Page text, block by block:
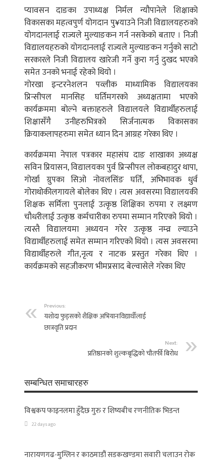
प्यावसन दाङका उपाध्यक्ष निर्मल न्यौपानेले शिक्षाको
विकासका महत्वपुर्ण योगदान पु¥याउने निजी विद्यालयहरुको
योगदानलाई राज्यले मुल्याङकन गर्न नसकेको बताए । निजी
विद्यालयहरुको योगदानलाई राज्यले मुल्याङकन गर्नुको साटो
सरकारले निजी विद्यालय खारेजी गर्ने कुरा गर्नु दुखद भएको
समेत उनको भनाई रहेको थियो ।
गोरखा इन्टरनेशलन पव्लीक माध्यामिक विद्यालयका
प्रिन्सीपल मानसिह घर्तिमगरको अध्यक्षतामा भएको
कार्यक्रममा बोल्ने बक्ताहरुले विद्यालयले विद्यार्थीहरुलाई
शिक्षासँगै उनीहरुभित्रको सिर्जनात्मक विकासका
क्रियाकलापहरुमा समेत ध्यान दिन आग्रह गरेका थिए ।
कार्यक्रममा नेपाल पत्रकार महासंघ दाङ शाखाका अध्यक्ष
सविन प्रियासन, विद्यालयका पुर्व प्रिन्सीपल लोकबहादुर थापा,
गोर्खा ग्रुपका सिओ नोवलसिंङ घर्ति, अभिभावक धुर्व
गोराथोकीलगायले बोलेका थिए । त्यस अवसरमा विद्यालयकी
शिक्षक सर्मिला पुनलाई उत्कृष्ठ शिक्षिका रुपमा र लक्ष्मण
चौधरीलाई उत्कृष्ठ कर्मचारीका रुपमा सम्मान गरिएको थियो ।
त्यस्तै विद्यालयमा अध्ययन गरेर उत्कृष्ठ नम्व्र ल्याउने
विद्यार्थीहरुलाई समेत सम्मान गरिएको थियो । त्यस अवसरमा
विद्यार्थीहरुले गीत,नृत्य र नाटक प्रस्तुत गरेका थिए ।
कार्यक्रमको सहजीकरण भीमप्रसाद बेल्वासेले गरेका थिए
Previous:
यशोदा फुड्सको शैक्षिक अभियानःविद्यार्थीलाई
छात्रवृति प्रदान
Next:
प्रतिष्ठानको शुल्कबृद्धिको चौतर्फी बिरोध
सम्बन्धित समाचारहरु
विश्वकप फाइनलमा हुँदैछ गुरु र शिष्यबीच रणनीतिक भिडन्त
22 days ago
नारायणगढ-मुग्लिन र काठमाडौं सडकखण्डमा सवारी चलाउन रोक